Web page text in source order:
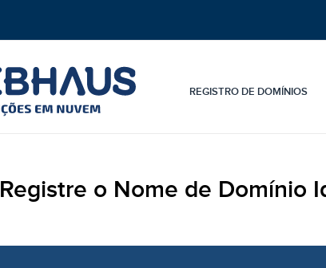
REGISTRO DE DOMÍNIOS
Registre o Nome de Domínio